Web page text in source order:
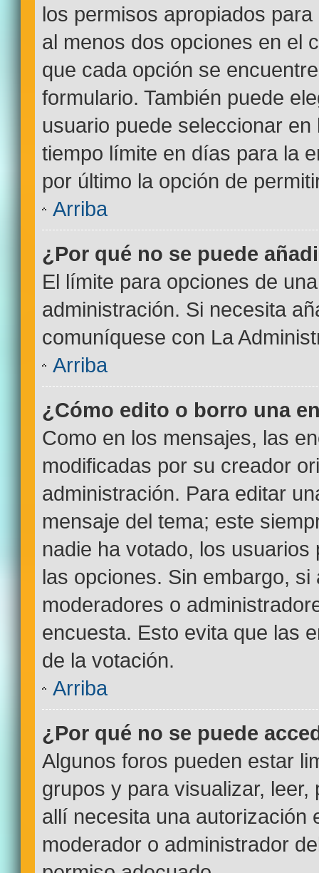
los permisos apropiados
al menos dos opciones en el
que cada opción se
formulario. También puede
usuario puede seleccionar
tiempo límite en días para la
por último la opción de
Arriba
¿Por qué no se puede
El límite para opciones de
administración. Si necesita
comuníquese con La
Arriba
¿Cómo edito o borro una
Como en los mensajes, las
modificadas por su creador
administración. Para editar
mensaje del tema; este
nadie ha votado, los
las opciones. Sin embargo,
moderadores o
encuesta. Esto evita que las
de la votación.
Arriba
¿Por qué no se puede
Algunos foros pueden estar
grupos y para visualizar,
allí necesita una autorización
moderador o administrador